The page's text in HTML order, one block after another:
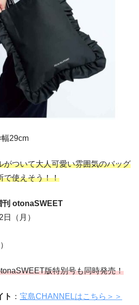
29cm
がついて大人可愛い雰囲気のバッグ
で使えそう！！
刊 otonaSWEET
（月）
版特別号も同時発売！
ト ： 宝島CHANNELはこちら＞＞